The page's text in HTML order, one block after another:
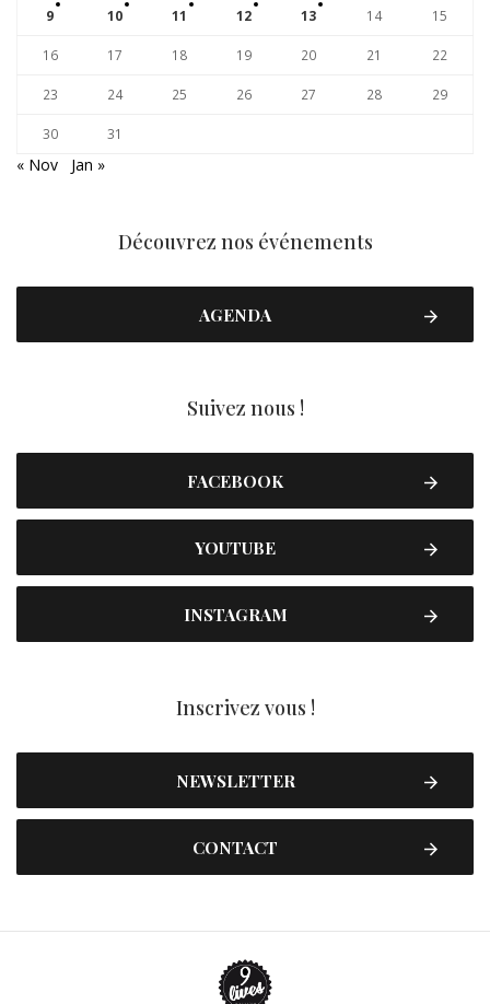
9 10 11 12 13 14 15
16 17 18 19 20 21 22
23 24 25 26 27 28 29
30 31
« Nov Jan »
Découvrez nos événements
AGENDA
Suivez nous !
FACEBOOK
YOUTUBE
INSTAGRAM
Inscrivez vous !
NEWSLETTER
CONTACT